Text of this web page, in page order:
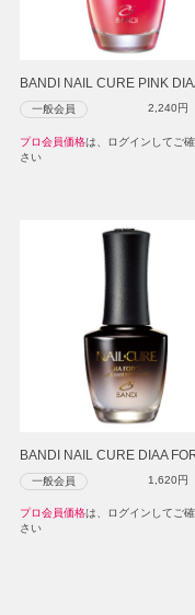
BANDI NAIL CURE PINK
一般会員 2,240円
プロ会員価格は、ログインしてご
さい
BANDI NAIL CURE DIAA
一般会員 1,620円
プロ会員価格は、ログインしてご
さい